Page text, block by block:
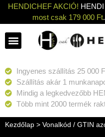
HENDICHEF AKCIÓ! HENDI
most csak 179 000 Ft
Ingyenes szállítás 25 000
Szállítás akár 1
Mindig a legkedvezőbb
Több mint 2000 termék
Kezdőlap > Vonalkód / GTIN